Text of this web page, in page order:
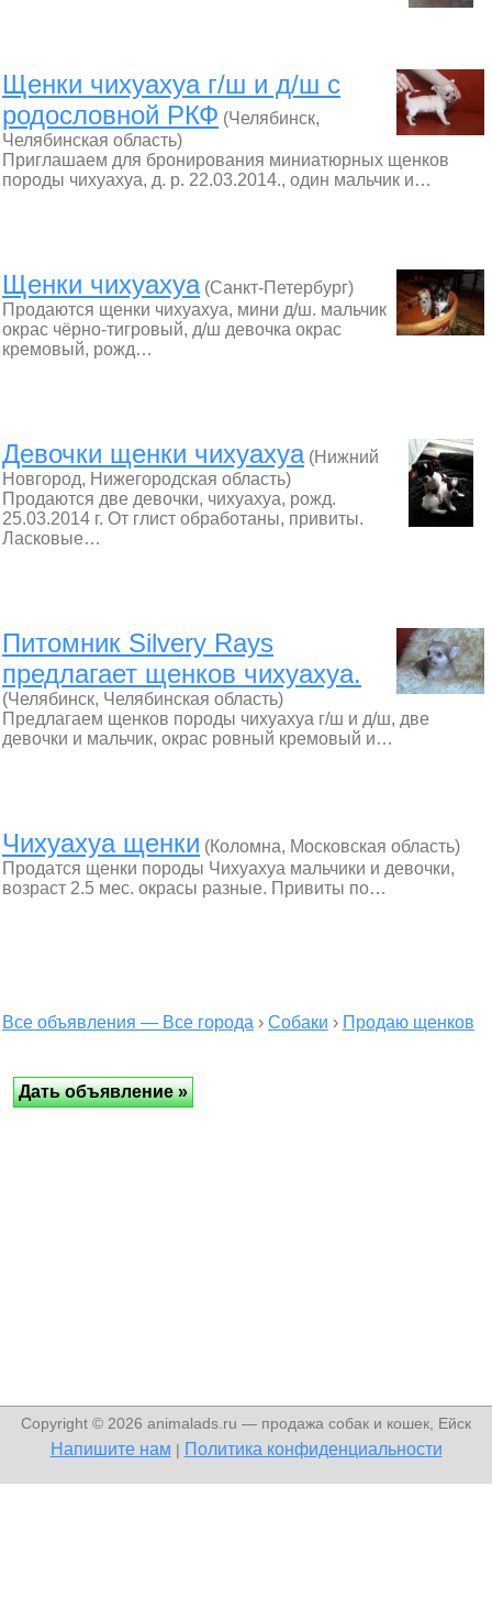
Щенки чихуахуа г/ш и д/ш с
родословной РКФ (Челябинск,
Челябинская область)
Приглашаем для бронирования миниатюрных щенков
породы чихуахуа, д. р. 22.03.2014., один мальчик и…
Щенки чихуахуа(Санкт-Петербург)
Продаются щенки чихуахуа, мини д/ш. мальчик
окрас чёрно-тигровый, д/ш девочка окрас
кремовый, рожд…
Девочки щенки чихуахуа(Нижний
Новгород, Нижегородская область)
Продаются две девочки, чихуахуа, рожд.
25.03.2014 г. От глист обработаны, привиты.
Ласковые…
Питомник Silvery Rays
предлагает щенков чихуахуа.
(Челябинск, Челябинская область)
Предлагаем щенков породы чихуахуа г/ш и д/ш, две
девочки и мальчик, окрас ровный кремовый и…
Чихуахуа щенки (Коломна, Московская область)
Продатся щенки породы Чихуахуа мальчики и девочки,
возраст 2.5 мес. окрасы разные. Привиты по…
Все объявления — Все города › Собаки › Продаю щенков
Copyright © 2026 animalads.ru — продажа собак и кошек, Ейск
Напишите нам Политика конфиденциальности